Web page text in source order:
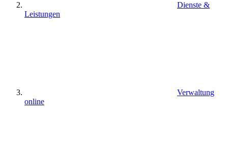
Dienste &
Leistungen
Verwaltung
online